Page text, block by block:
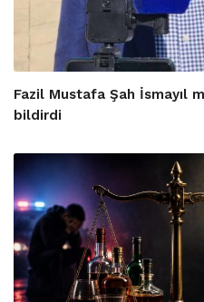
Fazil Mustafa Şah İsmayıl
bildirdi